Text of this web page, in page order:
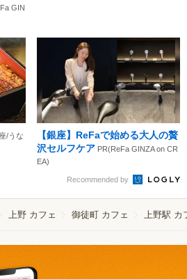
GIN
/うな
【銀座】ReFaで始める大人の贅
沢セルフケア PR(ReFa GINZA on CR
EA)
Recommended by
上野 カフェ 御徒町 カフェ 上野駅 カ